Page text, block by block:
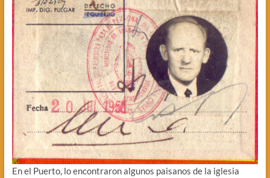
En el Puerto, lo encontraron algunos paisanos de la iglesia